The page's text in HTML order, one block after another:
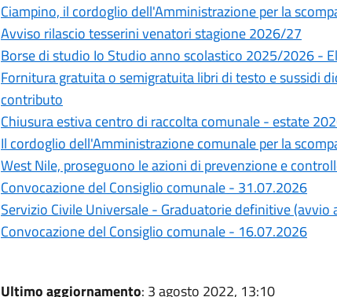
Ciampino, il cordoglio dell'Amministrazione per la
Avviso rilascio tesserini venatori stagione 2026/27
Borse di studio Io Studio anno scolastico 2025/2026 -
Fornitura gratuita o semigratuita libri di testo e sussidi
contributo
Chiusura estiva centro di raccolta comunale - estate
Il cordoglio dell'Amministrazione comunale per la
West Nile, proseguono le azioni di prevenzione e
Convocazione del Consiglio comunale - 31.07.2026
Servizio Civile Universale - Graduatorie definitive (avvio
Convocazione del Consiglio comunale - 16.07.2026
Ultimo aggiornamento: 3 agosto 2022, 13:10